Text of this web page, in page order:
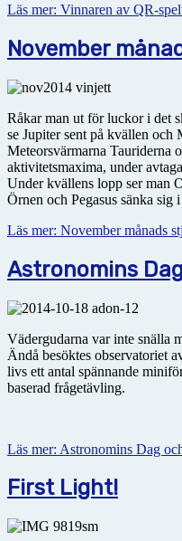
Läs mer: Vinnaren av QR-
November
Råkar man ut för luckor i det
se Jupiter sent på kvällen och
Meteorsvärmarna Tauriderna
aktivitetsmaxima, under
Under kvällens lopp ser man
Örnen och Pegasus sänka sig i
Läs mer: November månads
Astronomins
Vädergudarna var inte snälla
Ändå besöktes observatoriet
livs ett antal spännande
baserad frågetävling.
Läs mer: Astronomins Dag
First Light!